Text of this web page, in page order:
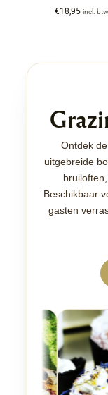
€18,95 incl. btw
Ontdek
uitgebreide
Beschikbaar
gasten